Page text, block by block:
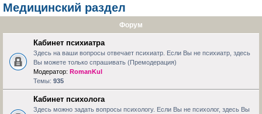
Медицинский раздел
Форум
Кабинет психиатра
Здесь на ваши вопросы отвечает психиатр. Если Вы не психиатр, здесь
Вы можете только спрашивать (Премодерация)
Модератор: RomanKul
Темы: 935
Кабинет психолога
Здесь можно задать вопросы психологу. Если Вы не психолог, здесь Вы